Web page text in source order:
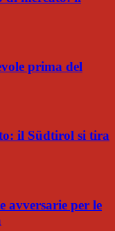
prima del
il Südtirol si tira
avversarie per le